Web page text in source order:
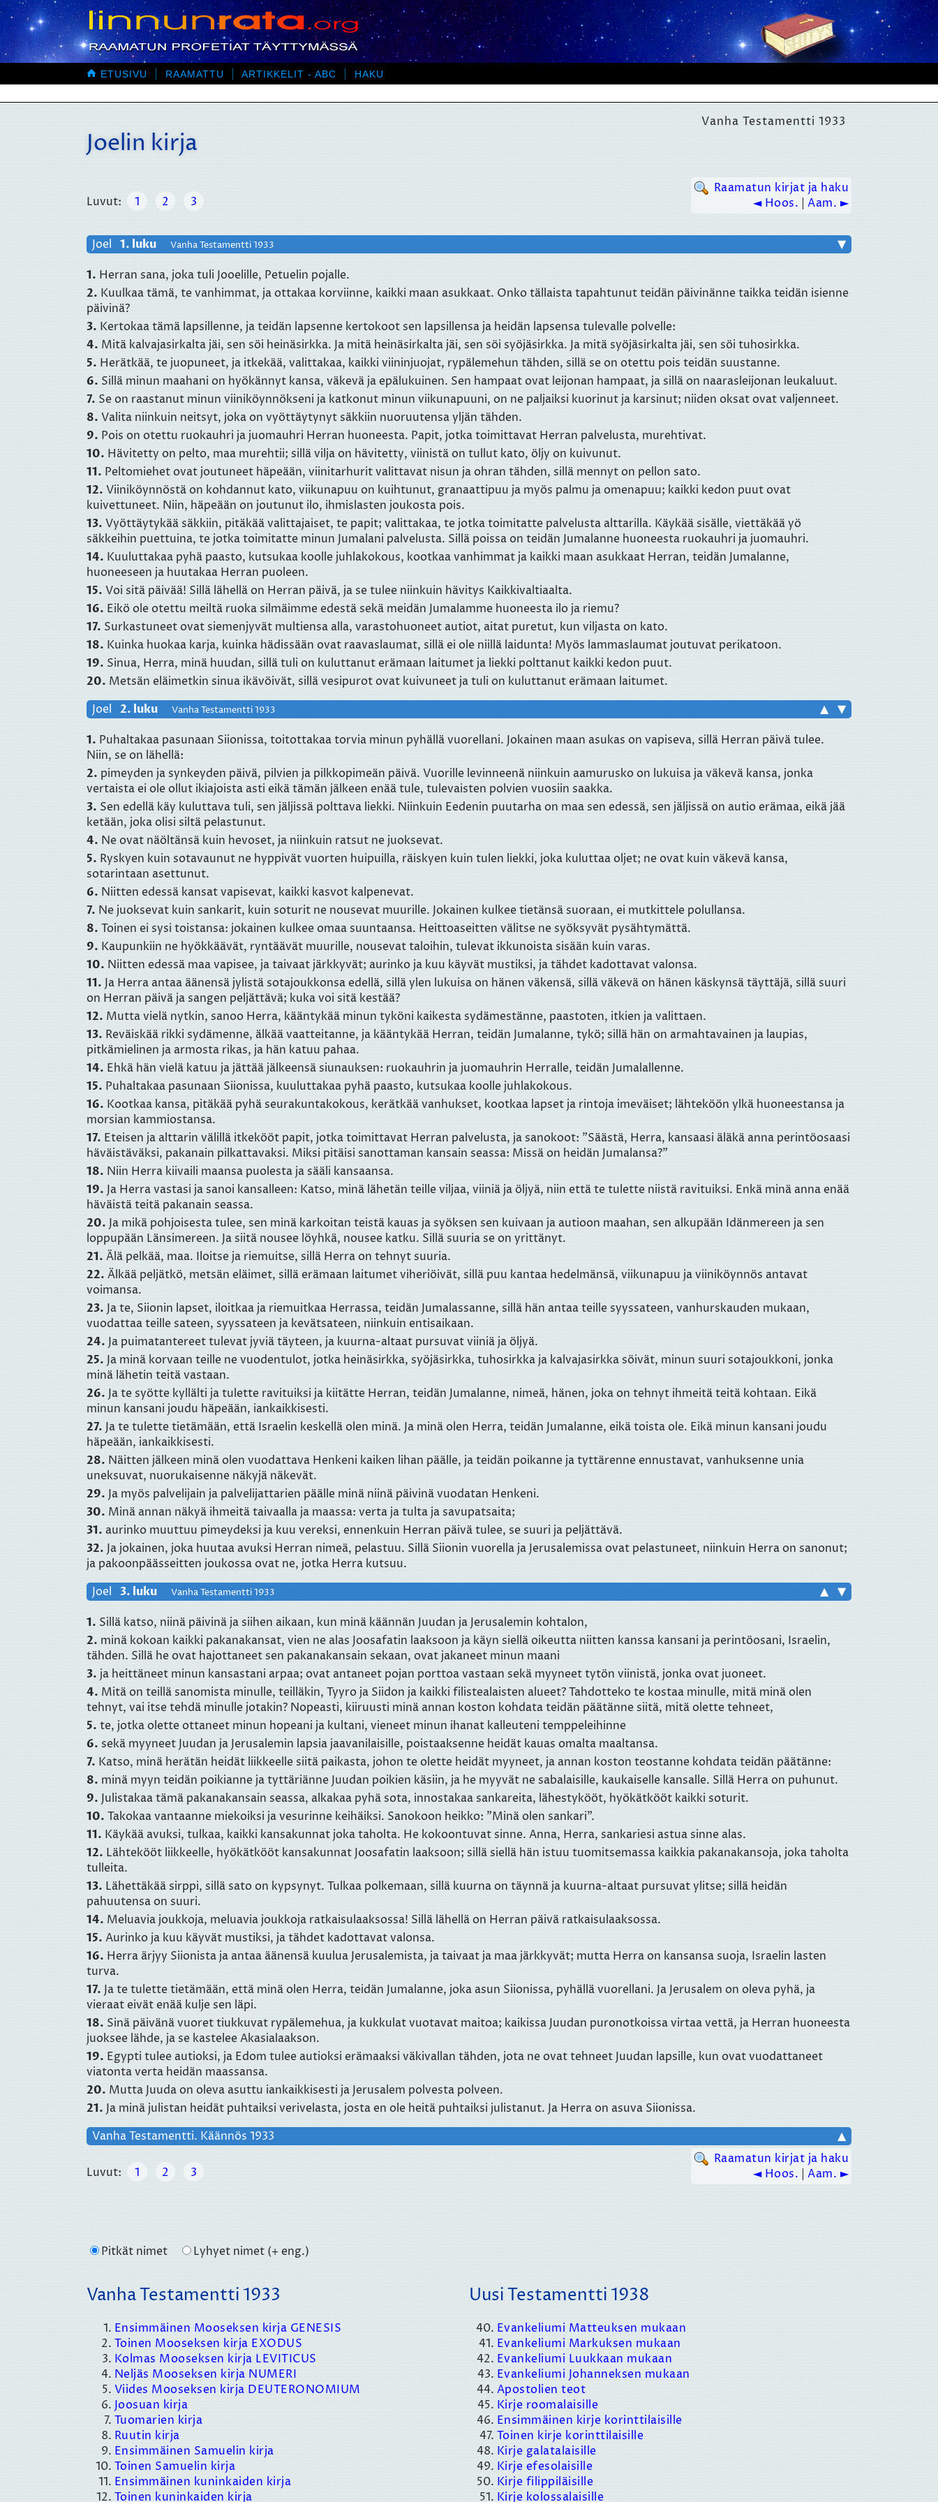
 ETUSIVU RAAMATTU ARTIKKELIT - ABC HAKU
Vanha Testamentti 1933
Joelin kirja
Raamatun kirjat ja haku
◄ Hoos. |Aam. ►
Luvut: 1 2 3
▼
Joel 1. luku Vanha Testamentti 1933
1. Herran sana, joka tuli Jooelille, Petuelin pojalle.
2. Kuulkaa tämä, te vanhimmat, ja ottakaa korviinne, kaikki maan asukkaat. Onko tällaista tapahtunut teidän päivinänne taikka teidän isienne
päivinä?
3. Kertokaa tämä lapsillenne, ja teidän lapsenne kertokoot sen lapsillensa ja heidän lapsensa tulevalle polvelle:
4. Mitä kalvajasirkalta jäi, sen söi heinäsirkka. Ja mitä heinäsirkalta jäi, sen söi syöjäsirkka. Ja mitä syöjäsirkalta jäi, sen söi tuhosirkka.
5. Herätkää, te juopuneet, ja itkekää, valittakaa, kaikki viininjuojat, rypälemehun tähden, sillä se on otettu pois teidän suustanne.
6. Sillä minun maahani on hyökännyt kansa, väkevä ja epälukuinen. Sen hampaat ovat leijonan hampaat, ja sillä on naarasleijonan leukaluut.
7. Se on raastanut minun viiniköynnökseni ja katkonut minun viikunapuuni, on ne paljaiksi kuorinut ja karsinut; niiden oksat ovat valjenneet.
8. Valita niinkuin neitsyt, joka on vyöttäytynyt säkkiin nuoruutensa yljän tähden.
9. Pois on otettu ruokauhri ja juomauhri Herran huoneesta. Papit, jotka toimittavat Herran palvelusta, murehtivat.
10. Hävitetty on pelto, maa murehtii; sillä vilja on hävitetty, viinistä on tullut kato, öljy on kuivunut.
11. Peltomiehet ovat joutuneet häpeään, viinitarhurit valittavat nisun ja ohran tähden, sillä mennyt on pellon sato.
12. Viiniköynnöstä on kohdannut kato, viikunapuu on kuihtunut, granaattipuu ja myös palmu ja omenapuu; kaikki kedon puut ovat
kuivettuneet. Niin, häpeään on joutunut ilo, ihmislasten joukosta pois.
13. Vyöttäytykää säkkiin, pitäkää valittajaiset, te papit; valittakaa, te jotka toimitatte palvelusta alttarilla. Käykää sisälle, viettäkää yö
säkkeihin puettuina, te jotka toimitatte minun Jumalani palvelusta. Sillä poissa on teidän Jumalanne huoneesta ruokauhri ja juomauhri.
14. Kuuluttakaa pyhä paasto, kutsukaa koolle juhlakokous, kootkaa vanhimmat ja kaikki maan asukkaat Herran, teidän Jumalanne,
huoneeseen ja huutakaa Herran puoleen.
15. Voi sitä päivää! Sillä lähellä on Herran päivä, ja se tulee niinkuin hävitys Kaikkivaltiaalta.
16. Eikö ole otettu meiltä ruoka silmäimme edestä sekä meidän Jumalamme huoneesta ilo ja riemu?
17. Surkastuneet ovat siemenjyvät multiensa alla, varastohuoneet autiot, aitat puretut, kun viljasta on kato.
18. Kuinka huokaa karja, kuinka hädissään ovat raavaslaumat, sillä ei ole niillä laidunta! Myös lammaslaumat joutuvat perikatoon.
19. Sinua, Herra, minä huudan, sillä tuli on kuluttanut erämaan laitumet ja liekki polttanut kaikki kedon puut.
20. Metsän eläimetkin sinua ikävöivät, sillä vesipurot ovat kuivuneet ja tuli on kuluttanut erämaan laitumet.
▲ ▼
Joel 2. luku Vanha Testamentti 1933
1. Puhaltakaa pasunaan Siionissa, toitottakaa torvia minun pyhällä vuorellani. Jokainen maan asukas on vapiseva, sillä Herran päivä tulee.
Niin, se on lähellä:
2. pimeyden ja synkeyden päivä, pilvien ja pilkkopimeän päivä. Vuorille levinneenä niinkuin aamurusko on lukuisa ja väkevä kansa, jonka
vertaista ei ole ollut ikiajoista asti eikä tämän jälkeen enää tule, tulevaisten polvien vuosiin saakka.
3. Sen edellä käy kuluttava tuli, sen jäljissä polttava liekki. Niinkuin Eedenin puutarha on maa sen edessä, sen jäljissä on autio erämaa, eikä jää
ketään, joka olisi siltä pelastunut.
4. Ne ovat näöltänsä kuin hevoset, ja niinkuin ratsut ne juoksevat.
5. Ryskyen kuin sotavaunut ne hyppivät vuorten huipuilla, räiskyen kuin tulen liekki, joka kuluttaa oljet; ne ovat kuin väkevä kansa,
sotarintaan asettunut.
6. Niitten edessä kansat vapisevat, kaikki kasvot kalpenevat.
7. Ne juoksevat kuin sankarit, kuin soturit ne nousevat muurille. Jokainen kulkee tietänsä suoraan, ei mutkittele polullansa.
8. Toinen ei sysi toistansa: jokainen kulkee omaa suuntaansa. Heittoaseitten välitse ne syöksyvät pysähtymättä.
9. Kaupunkiin ne hyökkäävät, ryntäävät muurille, nousevat taloihin, tulevat ikkunoista sisään kuin varas.
10. Niitten edessä maa vapisee, ja taivaat järkkyvät; aurinko ja kuu käyvät mustiksi, ja tähdet kadottavat valonsa.
11. Ja Herra antaa äänensä jylistä sotajoukkonsa edellä, sillä ylen lukuisa on hänen väkensä, sillä väkevä on hänen käskynsä täyttäjä, sillä suuri
on Herran päivä ja sangen peljättävä; kuka voi sitä kestää?
12. Mutta vielä nytkin, sanoo Herra, kääntykää minun tyköni kaikesta sydämestänne, paastoten, itkien ja valittaen.
13. Reväiskää rikki sydämenne, älkää vaatteitanne, ja kääntykää Herran, teidän Jumalanne, tykö; sillä hän on armahtavainen ja laupias,
pitkämielinen ja armosta rikas, ja hän katuu pahaa.
14. Ehkä hän vielä katuu ja jättää jälkeensä siunauksen: ruokauhrin ja juomauhrin Herralle, teidän Jumalallenne.
15. Puhaltakaa pasunaan Siionissa, kuuluttakaa pyhä paasto, kutsukaa koolle juhlakokous.
16. Kootkaa kansa, pitäkää pyhä seurakuntakokous, kerätkää vanhukset, kootkaa lapset ja rintoja imeväiset; lähteköön ylkä huoneestansa ja
morsian kammiostansa.
17. Eteisen ja alttarin välillä itkekööt papit, jotka toimittavat Herran palvelusta, ja sanokoot: "Säästä, Herra, kansaasi äläkä anna perintöosaasi
häväistäväksi, pakanain pilkattavaksi. Miksi pitäisi sanottaman kansain seassa: Missä on heidän Jumalansa?"
18. Niin Herra kiivaili maansa puolesta ja sääli kansaansa.
19. Ja Herra vastasi ja sanoi kansalleen: Katso, minä lähetän teille viljaa, viiniä ja öljyä, niin että te tulette niistä ravituiksi. Enkä minä anna enää
häväistä teitä pakanain seassa.
20. Ja mikä pohjoisesta tulee, sen minä karkoitan teistä kauas ja syöksen sen kuivaan ja autioon maahan, sen alkupään Idänmereen ja sen
loppupään Länsimereen. Ja siitä nousee löyhkä, nousee katku. Sillä suuria se on yrittänyt.
21. Älä pelkää, maa. Iloitse ja riemuitse, sillä Herra on tehnyt suuria.
22. Älkää peljätkö, metsän eläimet, sillä erämaan laitumet viheriöivät, sillä puu kantaa hedelmänsä, viikunapuu ja viiniköynnös antavat
voimansa.
23. Ja te, Siionin lapset, iloitkaa ja riemuitkaa Herrassa, teidän Jumalassanne, sillä hän antaa teille syyssateen, vanhurskauden mukaan,
vuodattaa teille sateen, syyssateen ja kevätsateen, niinkuin entisaikaan.
24. Ja puimatantereet tulevat jyviä täyteen, ja kuurna-altaat pursuvat viiniä ja öljyä.
25. Ja minä korvaan teille ne vuodentulot, jotka heinäsirkka, syöjäsirkka, tuhosirkka ja kalvajasirkka söivät, minun suuri sotajoukkoni, jonka
minä lähetin teitä vastaan.
26. Ja te syötte kyllälti ja tulette ravituiksi ja kiitätte Herran, teidän Jumalanne, nimeä, hänen, joka on tehnyt ihmeitä teitä kohtaan. Eikä
minun kansani joudu häpeään, iankaikkisesti.
27. Ja te tulette tietämään, että Israelin keskellä olen minä. Ja minä olen Herra, teidän Jumalanne, eikä toista ole. Eikä minun kansani joudu
häpeään, iankaikkisesti.
28. Näitten jälkeen minä olen vuodattava Henkeni kaiken lihan päälle, ja teidän poikanne ja tyttärenne ennustavat, vanhuksenne unia
uneksuvat, nuorukaisenne näkyjä näkevät.
29. Ja myös palvelijain ja palvelijattarien päälle minä niinä päivinä vuodatan Henkeni.
30. Minä annan näkyä ihmeitä taivaalla ja maassa: verta ja tulta ja savupatsaita;
31. aurinko muuttuu pimeydeksi ja kuu vereksi, ennenkuin Herran päivä tulee, se suuri ja peljättävä.
32. Ja jokainen, joka huutaa avuksi Herran nimeä, pelastuu. Sillä Siionin vuorella ja Jerusalemissa ovat pelastuneet, niinkuin Herra on sanonut;
ja pakoonpäässeitten joukossa ovat ne, jotka Herra kutsuu.
▲ ▼
Joel 3. luku Vanha Testamentti 1933
1. Sillä katso, niinä päivinä ja siihen aikaan, kun minä käännän Juudan ja Jerusalemin kohtalon,
2. minä kokoan kaikki pakanakansat, vien ne alas Joosafatin laaksoon ja käyn siellä oikeutta niitten kanssa kansani ja perintöosani, Israelin,
tähden. Sillä he ovat hajottaneet sen pakanakansain sekaan, ovat jakaneet minun maani
3. ja heittäneet minun kansastani arpaa; ovat antaneet pojan porttoa vastaan sekä myyneet tytön viinistä, jonka ovat juoneet.
4. Mitä on teillä sanomista minulle, teilläkin, Tyyro ja Siidon ja kaikki filistealaisten alueet? Tahdotteko te kostaa minulle, mitä minä olen
tehnyt, vai itse tehdä minulle jotakin? Nopeasti, kiiruusti minä annan koston kohdata teidän päätänne siitä, mitä olette tehneet,
5. te, jotka olette ottaneet minun hopeani ja kultani, vieneet minun ihanat kalleuteni temppeleihinne
6. sekä myyneet Juudan ja Jerusalemin lapsia jaavanilaisille, poistaaksenne heidät kauas omalta maaltansa.
7. Katso, minä herätän heidät liikkeelle siitä paikasta, johon te olette heidät myyneet, ja annan koston teostanne kohdata teidän päätänne:
8. minä myyn teidän poikianne ja tyttäriänne Juudan poikien käsiin, ja he myyvät ne sabalaisille, kaukaiselle kansalle. Sillä Herra on puhunut.
9. Julistakaa tämä pakanakansain seassa, alkakaa pyhä sota, innostakaa sankareita, lähestykööt, hyökätkööt kaikki soturit.
10. Takokaa vantaanne miekoiksi ja vesurinne keihäiksi. Sanokoon heikko: "Minä olen sankari".
11. Käykää avuksi, tulkaa, kaikki kansakunnat joka taholta. He kokoontuvat sinne. Anna, Herra, sankariesi astua sinne alas.
12. Lähtekööt liikkeelle, hyökätkööt kansakunnat Joosafatin laaksoon; sillä siellä hän istuu tuomitsemassa kaikkia pakanakansoja, joka taholta
tulleita.
13. Lähettäkää sirppi, sillä sato on kypsynyt. Tulkaa polkemaan, sillä kuurna on täynnä ja kuurna-altaat pursuvat ylitse; sillä heidän
pahuutensa on suuri.
14. Meluavia joukkoja, meluavia joukkoja ratkaisulaaksossa! Sillä lähellä on Herran päivä ratkaisulaaksossa.
15. Aurinko ja kuu käyvät mustiksi, ja tähdet kadottavat valonsa.
16. Herra ärjyy Siionista ja antaa äänensä kuulua Jerusalemista, ja taivaat ja maa järkkyvät; mutta Herra on kansansa suoja, Israelin lasten
turva.
17. Ja te tulette tietämään, että minä olen Herra, teidän Jumalanne, joka asun Siionissa, pyhällä vuorellani. Ja Jerusalem on oleva pyhä, ja
vieraat eivät enää kulje sen läpi.
18. Sinä päivänä vuoret tiukkuvat rypälemehua, ja kukkulat vuotavat maitoa; kaikissa Juudan puronotkoissa virtaa vettä, ja Herran huoneesta
juoksee lähde, ja se kastelee Akasialaakson.
19. Egypti tulee autioksi, ja Edom tulee autioksi erämaaksi väkivallan tähden, jota ne ovat tehneet Juudan lapsille, kun ovat vuodattaneet
viatonta verta heidän maassansa.
20. Mutta Juuda on oleva asuttu iankaikkisesti ja Jerusalem polvesta polveen.
21. Ja minä julistan heidät puhtaiksi verivelasta, josta en ole heitä puhtaiksi julistanut. Ja Herra on asuva Siionissa.
▲
Vanha Testamentti. Käännös 1933
Raamatun kirjat ja haku
◄ Hoos. |Aam. ►
Luvut: 1 2 3
Pitkät nimet Lyhyet nimet (+ eng.)
Vanha Testamentti 1933
Ensimmäinen Mooseksen kirja GENESIS
Toinen Mooseksen kirja EXODUS
Kolmas Mooseksen kirja LEVITICUS
Neljäs Mooseksen kirja NUMERI
Viides Mooseksen kirja DEUTERONOMIUM
Joosuan kirja
Tuomarien kirja
Ruutin kirja
Ensimmäinen Samuelin kirja
Toinen Samuelin kirja
Ensimmäinen kuninkaiden kirja
Toinen kuninkaiden kirja
Uusi Testamentti 1938
Evankeliumi Matteuksen mukaan
Evankeliumi Markuksen mukaan
Evankeliumi Luukkaan mukaan
Evankeliumi Johanneksen mukaan
Apostolien teot
Kirje roomalaisille
Ensimmäinen kirje korinttilaisille
Toinen kirje korinttilaisille
Kirje galatalaisille
Kirje efesolaisille
Kirje filippiläisille
Kirje kolossalaisille